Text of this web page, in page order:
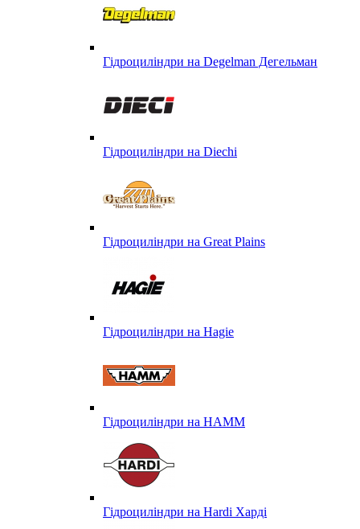
Гідроциліндри на Degelman Дегельман
Гідроциліндри на Diechi
Гідроциліндри на Great Plains
Гідроциліндри на Hagie
Гідроциліндри на HAMM
Гідроциліндри на Hardi Харді